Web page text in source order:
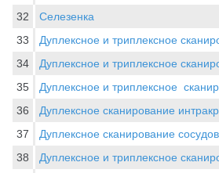
32
Селезенка
33
Дуплексное и триплексное
34
Дуплексное и триплексное
35
Дуплексное и триплексное
36
Дуплексное сканирование
37
Дуплексное сканирование
38
Дуплексное и триплексное